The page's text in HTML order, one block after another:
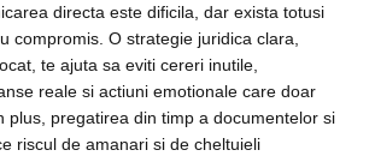
directa este dificila, dar exista totusi
compromis. O strategie juridica clara,
te ajuta sa eviti cereri inutile,
reale si actiuni emotionale care doar
plus, pregatirea din timp a documentelor si
riscul de amanari si de cheltuieli